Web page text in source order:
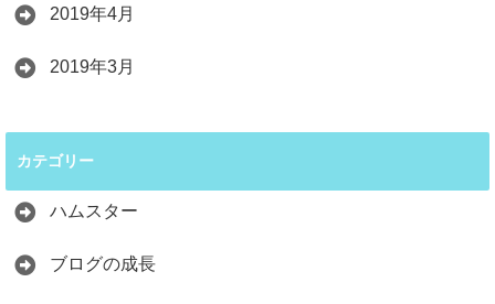
2019年4月
2019年3月
カテゴリー
ハムスター
ブログの成長